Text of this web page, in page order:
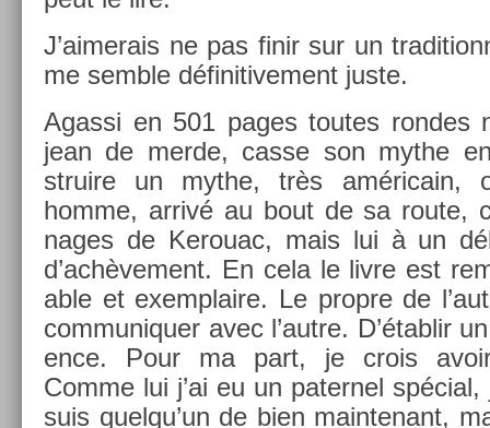
J’aimerais ne pas finir sur un
me semble définitive­ment juste.
Agas­si en 501 pages toutes ron­des
jean de merde, casse son mythe
struire un mythe, très américain,
homme, arrivé au bout de sa route,
nages de Kerouac, mais lui à un
d’achève­ment. En cela le livre est
able et ex­emplaire. Le pro­pre de
com­muniqu­er avec l’autre. D’étab­lir
ence. Pour ma part, je crois
Comme lui j’ai eu un pater­nel
suis quel­qu’un de bien main­tenant,